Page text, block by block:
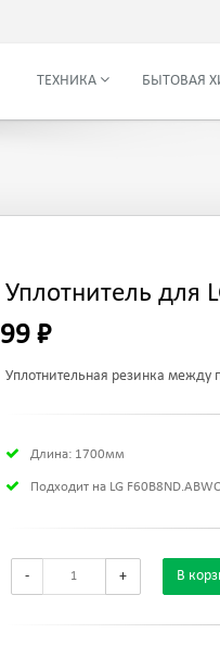
ТЕХНИКА БЫТОВАЯ
Уплотнитель для
99 ₽
Уплотнительная резинка между
Длина: 1700мм
Подходит на LG
- + В